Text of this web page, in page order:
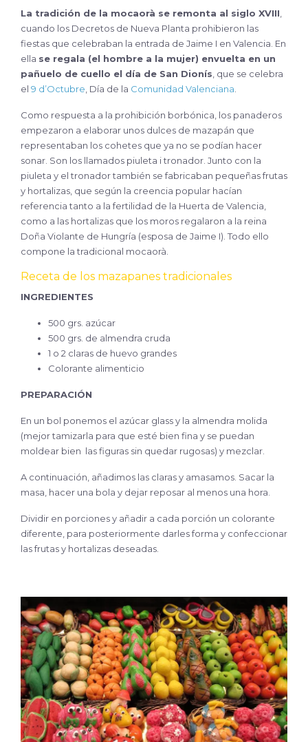
La tradición de la mocaorà se remonta al siglo XVIII
cuando los Decretos de Nueva Planta prohibieron las
fiestas que celebraban la entrada de Jaime I en Valencia. En
ella se regala (el hombre a la mujer) envuelta en un
pañuelo de cuello el día de San Dionís , que se celebra
el 9 d’Octubre , Día de la Comunidad Valenciana
Como respuesta a la prohibición borbónica, los panaderos
empezaron a elaborar unos dulces de mazapán que
representaban los cohetes que ya no se podían hacer
sonar. Son los llamados piuleta i tronador. Junto con la
piuleta y el tronador también se fabricaban pequeñas frutas
y hortalizas, que según la creencia popular hacían
referencia tanto a la fertilidad de la Huerta de Valencia,
como a las hortalizas que los moros regalaron a la reina
Doña Violante de Hungría (esposa de Jaime I). Todo ello
compone la tradicional mocaorà.
Receta de los mazapanes tradicionales
INGREDIENTES
500 grs. azúcar
500 grs. de almendra cruda
1 o 2 claras de huevo grandes
Colorante alimenticio
PREPARACIÓN
En un bol ponemos el azúcar glass y la almendra molida
(mejor tamizarla para que esté bien fina y se puedan
moldear bien las figuras sin quedar rugosas) y mezclar.
A continuación, añadimos las claras y amasamos. Sacar la
masa, hacer una bola y dejar reposar al menos una hora.
Dividir en porciones y añadir a cada porción un colorante
diferente, para posteriormente darles forma y confeccionar
las frutas y hortalizas deseadas.